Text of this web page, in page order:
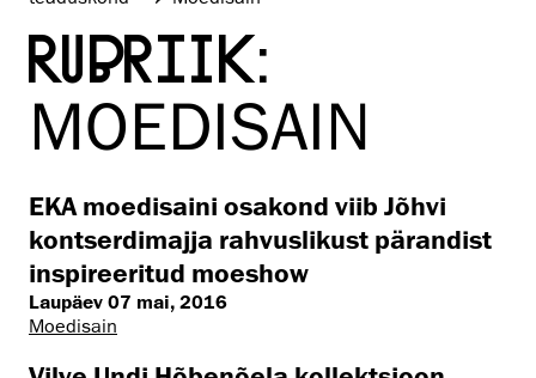
RUBRIIK:
MOEDISAIN
EKA moedisaini osakond viib Jõhvi
kontserdimajja rahvuslikust pärandist
inspireeritud moeshow
Laupäev 07 mai, 2016
Moedisain